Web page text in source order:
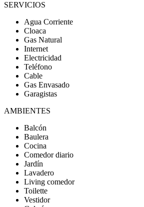
SERVICIOS
Agua Corriente
Cloaca
Gas Natural
Internet
Electricidad
Teléfono
Cable
Gas Envasado
Garagistas
AMBIENTES
Balcón
Baulera
Cocina
Comedor diario
Jardín
Lavadero
Living comedor
Toilette
Vestidor